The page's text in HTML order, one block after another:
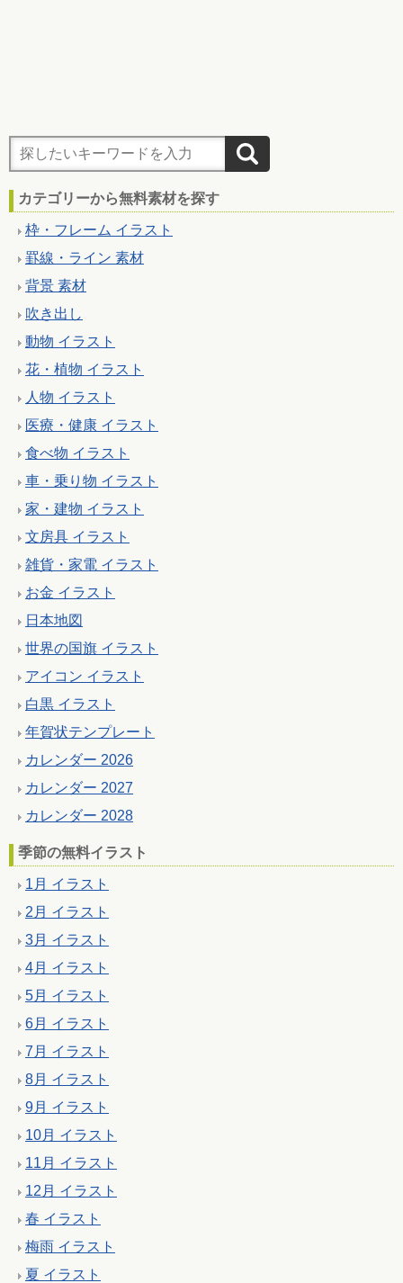
カテゴリーから無料素材を探す
枠・フレーム イラスト
罫線・ライン 素材
背景 素材
吹き出し
動物 イラスト
花・植物 イラスト
人物 イラスト
医療・健康 イラスト
食べ物 イラスト
車・乗り物 イラスト
家・建物 イラスト
文房具 イラスト
雑貨・家電 イラスト
お金 イラスト
日本地図
世界の国旗 イラスト
アイコン イラスト
白黒 イラスト
年賀状テンプレート
カレンダー 2026
カレンダー 2027
カレンダー 2028
季節の無料イラスト
1月 イラスト
2月 イラスト
3月 イラスト
4月 イラスト
5月 イラスト
6月 イラスト
7月 イラスト
8月 イラスト
9月 イラスト
10月 イラスト
11月 イラスト
12月 イラスト
春 イラスト
梅雨 イラスト
夏 イラスト